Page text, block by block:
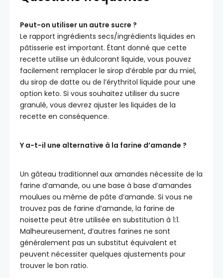
Peut-on utiliser un autre sucre ?
Le rapport ingrédients secs/ingrédients liquides en
pâtisserie est important. Étant donné que cette
recette utilise un édulcorant liquide, vous pouvez
facilement remplacer le sirop d’érable par du miel,
du sirop de datte ou de l’érythritol liquide pour une
option keto. Si vous souhaitez utiliser du sucre
granulé, vous devrez ajuster les liquides de la
recette en conséquence.
Y a-t-il une alternative à la farine d’amande ?
Un gâteau traditionnel aux amandes nécessite de la
farine d’amande, ou une base à base d’amandes
moulues ou même de pâte d’amande. Si vous ne
trouvez pas de farine d’amande, la farine de
noisette peut être utilisée en substitution à 1:1.
Malheureusement, d’autres farines ne sont
généralement pas un substitut équivalent et
peuvent nécessiter quelques ajustements pour
trouver le bon ratio.